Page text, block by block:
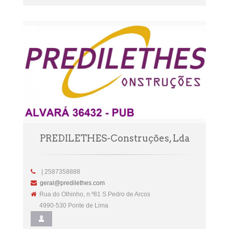
PREDILETHES-Construções, Lda
| 2587358888
geral@predilethes.com
Rua do Olhinho, n.º81 S.Pedro de Arcos
4990-530 Ponte de Lima